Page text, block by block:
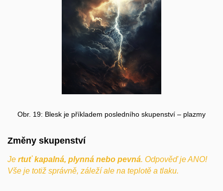
Obr. 19: Blesk je příkladem posledního skupenství – plazmy
Změny skupenství
Je rtuť kapalná, plynná nebo pevná. Odpověď je ANO!
Vše je totiž správně, záleží ale na teplotě a tlaku.